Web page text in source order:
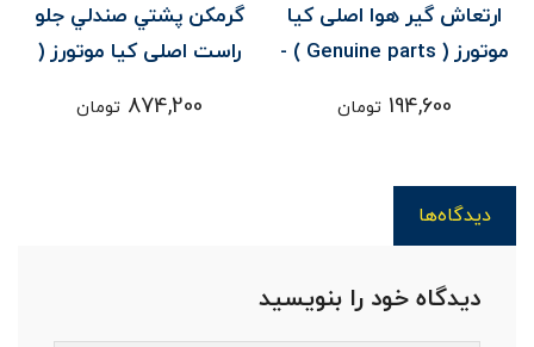
ارتعاش گير هوا اصلی کیا
موتورز ( Genuine parts ) -
194,600 تومان
گرمکن پشتي صندلي جلو
راست اصلی کیا موتورز (
874,200 تومان
دیدگاه‌ها
دیدگاه خود را بنویسید